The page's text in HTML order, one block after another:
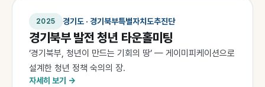
2025 경기도 · 경기북부특별자치도추진단
경기북부 발전 청년 타운홀미팅
‘경기북부, 청년이 만드는 기회의 땅’ — 게이미피케이션으로
설계한 청년 정책 숙의의 장.
자세히 보기 →